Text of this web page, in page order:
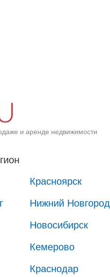
и аренде недвижимости
Красноярск
Нижний Новгород
Новосибирск
Кемерово
Краснодар